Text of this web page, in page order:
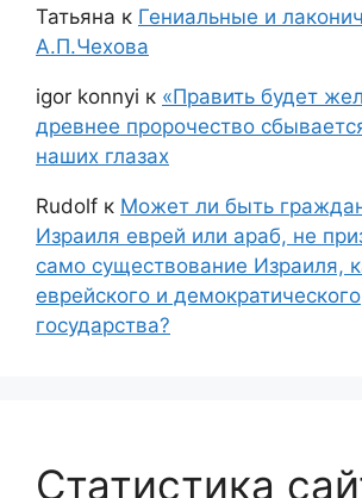
Татьяна к Гениальные и
А.П.Чехова
igor konnyi к «Править будет
древнее пророчество
наших глазах
Rudolf к Может ли быть
Израиля еврей или араб, не
само существование Израиля,
еврейского и демократического
государства?
Статистика